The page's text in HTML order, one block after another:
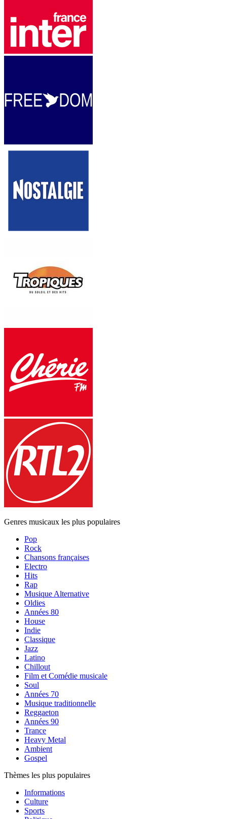
Genres musicaux les plus populaires
Pop
Rock
Chansons françaises
Electro
Hits
Rap
Musique Alternative
Oldies
Années 80
House
Indie
Classique
Jazz
Latino
Chillout
Film et Comédie musicale
Soul
Années 70
Musique traditionnelle
Reggaeton
Années 90
Trance
Heavy Metal
Ambient
Gospel
Thèmes les plus populaires
Informations
Culture
Sports